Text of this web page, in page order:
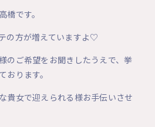
です。
の方が増えていますよ♡
のご希望をお聞きしたうえで、挙
おります。
貴女で迎えられる様お手伝いさせ